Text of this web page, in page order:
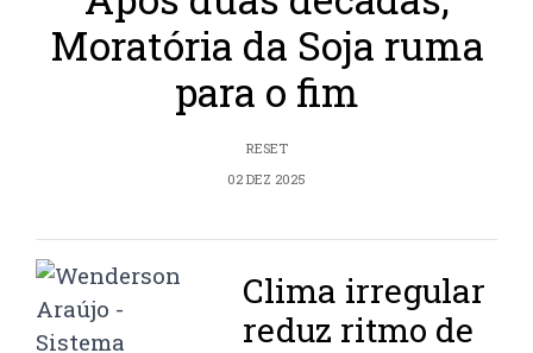
Moratória da Soja ruma
para o fim
RESET
02 DEZ 2025
Clima irregular
reduz ritmo de